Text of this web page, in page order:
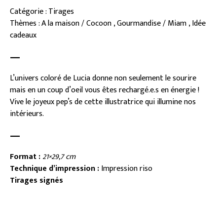
Catégorie : Tirages
Thèmes : A la maison / Cocoon , Gourmandise / Miam , Idée
cadeaux
—
L’univers coloré de Lucia donne non seulement le sourire
mais en un coup d’oeil vous êtes rechargé.e.s en énergie !
Vive le joyeux pep’s de cette illustratrice qui illumine nos
intérieurs.
—
Format :21×29,7 cm
Technique d’impression :Impression riso
Tirages signés